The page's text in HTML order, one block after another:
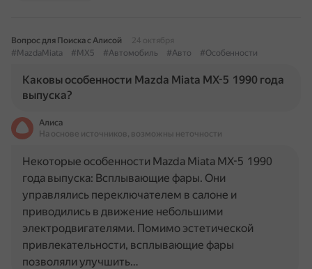
Вопрос для Поиска с Алисой
24 октября
#MazdaMiata
#MX5 #Автомобиль #Авто #Особенности
Каковы особенности Mazda Miata MX-5 1990 года
выпуска?
Алиса
На основе источников, возможны неточности
Некоторые особенности Mazda Miata MX-5 1990
года выпуска: Всплывающие фары. Они
управлялись переключателем в салоне и
приводились в движение небольшими
электродвигателями. Помимо эстетической
привлекательности, всплывающие фары
позволяли улучшить…